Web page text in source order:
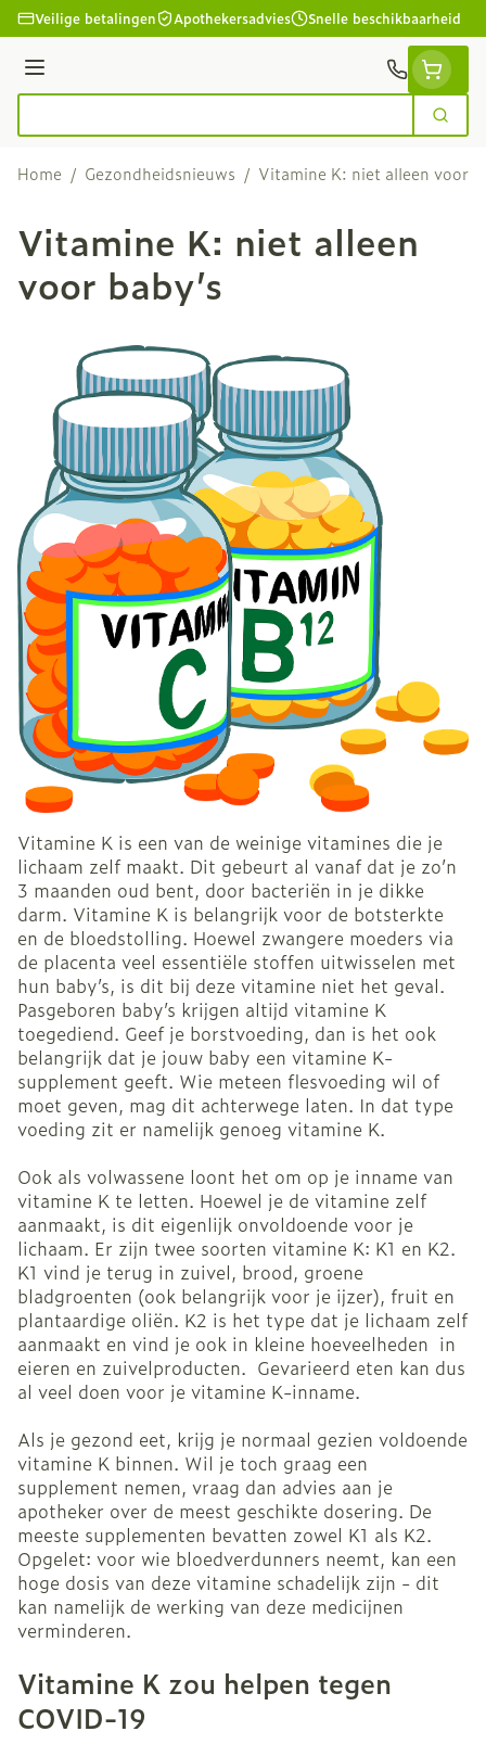
Ga naar de inhoud
Veilige betalingen Apothekersadvies Snelle beschikbaarheid
Menu
Zoek
Home / Gezondheidsnieuws / Vitamine K: niet alleen voor
Vitamine K: niet alleen
voor baby’s
Vitamine K is een van de weinige vitamines die je
lichaam zelf maakt. Dit gebeurt al vanaf dat je zo’n
3 maanden oud bent, door bacteriën in je dikke
darm. Vitamine K is belangrijk voor de botsterkte
en de bloedstolling. Hoewel zwangere moeders via
de placenta veel essentiële stoffen uitwisselen met
hun baby’s, is dit bij deze vitamine niet het geval.
Pasgeboren baby’s krijgen altijd vitamine K
toegediend. Geef je borstvoeding, dan is het ook
belangrijk dat je jouw baby een vitamine K-
supplement geeft. Wie meteen flesvoeding wil of
moet geven, mag dit achterwege laten. In dat type
voeding zit er namelijk genoeg vitamine K.
Ook als volwassene loont het om op je inname van
vitamine K te letten. Hoewel je de vitamine zelf
aanmaakt, is dit eigenlijk onvoldoende voor je
lichaam. Er zijn twee soorten vitamine K: K1 en K2.
K1 vind je terug in zuivel, brood, groene
bladgroenten (ook belangrijk voor je ijzer), fruit en
plantaardige oliën. K2 is het type dat je lichaam zelf
aanmaakt en vind je ook in kleine hoeveelheden in
eieren en zuivelproducten. Gevarieerd eten kan dus
al veel doen voor je vitamine K-inname.
Als je gezond eet, krijg je normaal gezien voldoende
vitamine K binnen. Wil je toch graag een
supplement nemen, vraag dan advies aan je
apotheker over de meest geschikte dosering. De
meeste supplementen bevatten zowel K1 als K2.
Opgelet: voor wie bloedverdunners neemt, kan een
hoge dosis van deze vitamine schadelijk zijn - dit
kan namelijk de werking van deze medicijnen
verminderen.
Vitamine K zou helpen tegen
COVID-19